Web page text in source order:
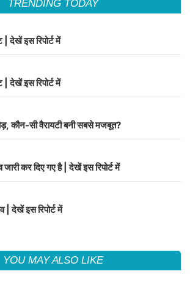
TRENDING TODAY
| देखें इस रिपोर्ट में
| देखें इस रिपोर्ट में
कौन-सी वैरायटी बनी सबसे मजबूत?
कर दिए गए है | देखें इस रिपोर्ट में
| देखें इस रिपोर्ट में
YOU MAY ALSO LIKE